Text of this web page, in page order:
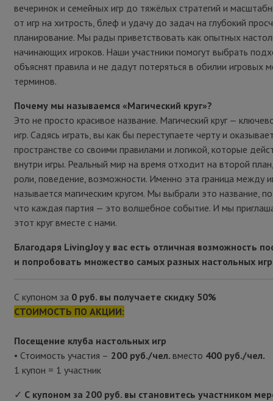
вечеринок и семейных игр до тяжёлых стратегий и
от игр на хитрость, блеф и удачу до задач на глубокий
планирование. Мы рады приветствовать как опытных
начинающих игроков. Наши участники помогут выбрать
объяснят правила и не дадут потеряться в обилии игровых
терминов.
Почему мы называемся «Магический круг»?
Это не просто красивое название. Магический круг —
игр. Садясь играть, вы как бы переступаете черту и
пространстве со своими правилами и логикой, которые
внутри игры. Реальный мир на время отходит на второй
роли, поведение, возможности. Именно эта граница между
называется магическим кругом. Мы выбрали это название,
что каждая партия — это волшебное событие. И мы
этот круг вместе с нами.
Благодаря LivingJoy у вас есть отличная возможность
и попробовать множество самых разных настольных
С купоном за 0 руб. вы получаете скидку 50%
СТОИМОСТЬ ПО АКЦИИ:
Посещение клуба настольных игр
• Стоимость участия – 200 руб./чел. вместо 400 руб./чел.
1 купон = 1 участник
✓ С купоном за 200 руб. вы становитесь участником